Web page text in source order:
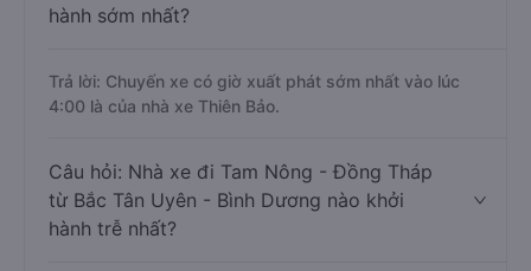
hành sớm nhất?
Trả lời: Chuyến xe có giờ xuất phát sớm nhất vào lúc
4:00 là của nhà xe Thiên Bảo.
Câu hỏi: Nhà xe đi Tam Nông - Đồng Tháp
từ Bắc Tân Uyên - Bình Dương nào khởi
hành trễ nhất?